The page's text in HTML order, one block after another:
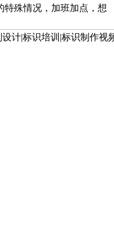
特殊情况，加班加点，想